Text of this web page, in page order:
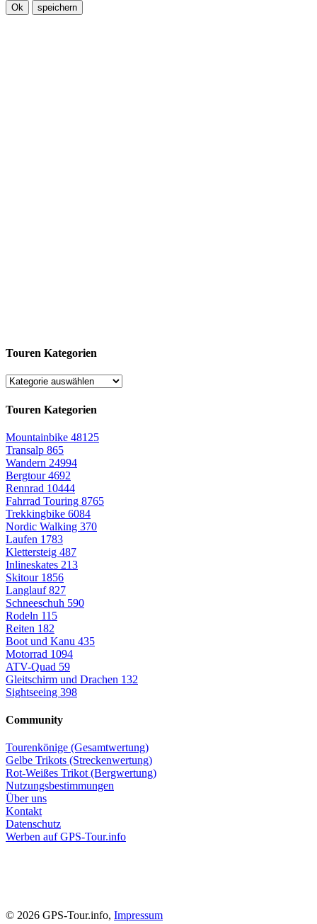
Ok speichern
Touren Kategorien
Touren Kategorien
Mountainbike 48125
Transalp 865
Wandern 24994
Bergtour4692
Rennrad 10444
Fahrrad Touring 8765
Trekkingbike 6084
Nordic Walking 370
Laufen 1783
Klettersteig 487
Inlineskates 213
Skitour 1856
Langlauf827
Schneeschuh 590
Rodeln 115
Reiten 182
Boot und Kanu 435
Motorrad 1094
ATV-Quad 59
Gleitschirm und Drachen 132
Sightseeing 398
Community
Tourenkönige (Gesamtwertung)
Gelbe Trikots (Streckenwertung)
Rot-Weißes Trikot (Bergwertung)
Nutzungsbestimmungen
Über uns
Kontakt
Datenschutz
Werben auf GPS-Tour.info
© 2026 GPS-Tour.info, Impressum